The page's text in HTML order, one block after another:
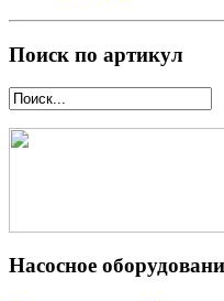
Поиск по артикул
Насосное